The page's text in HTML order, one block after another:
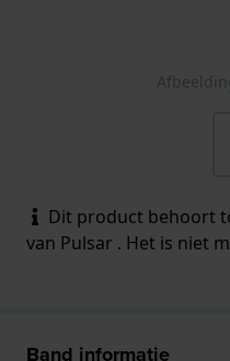
Dit product behoort
van Pulsar . Het is niet
Band informatie